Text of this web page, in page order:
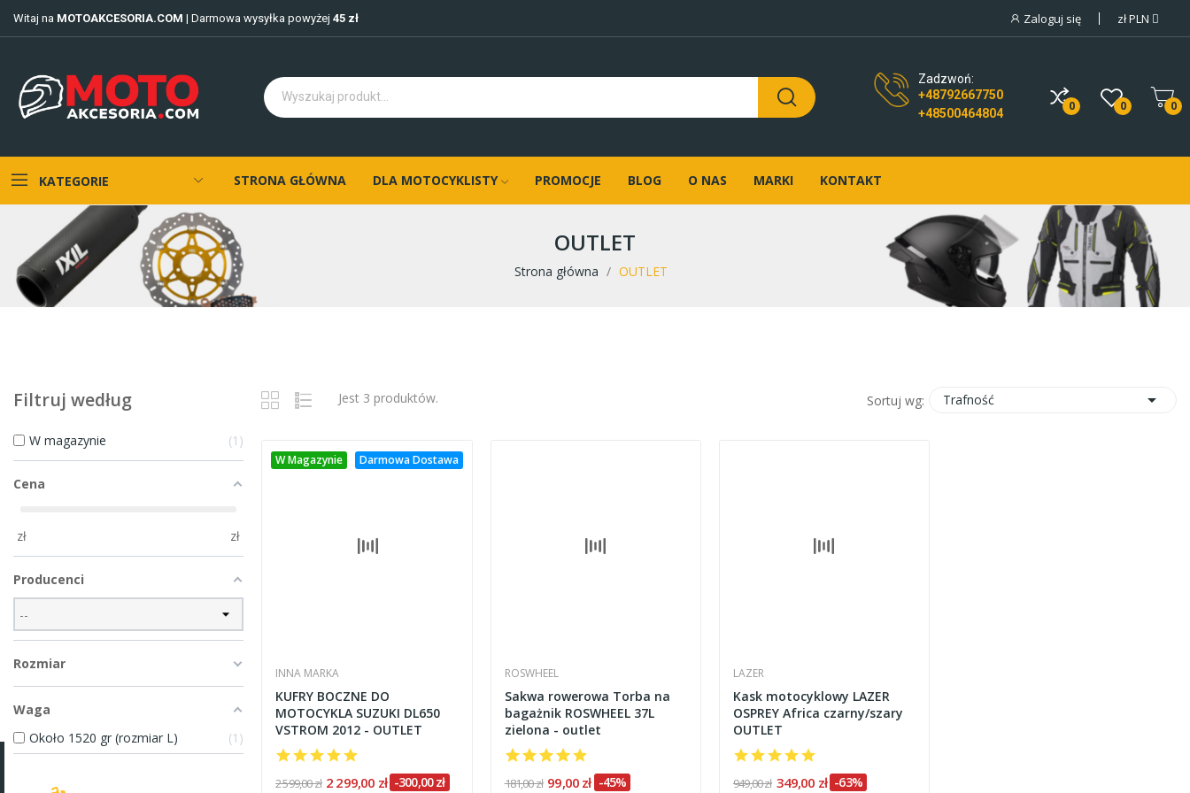
Witaj na MOTOAKCESORIA.COM | Darmowa wysyłka powyżej 45 zł Zaloguj się złPLN
Zadzwoń:
+48792667750
+48500464804
0 0 0
KATEGORIE STRONA GŁÓWNA DLA MOTOCYKLISTY PROMOCJE BLOG O NAS MARKI KONTAKT
OUTLET
Strona główna OUTLET
Filtruj według
W magazynie 1
Cena
zł zł
Producenci
Rozmiar
Waga
Około 1520 gr (rozmiar L)
1
Jest 3 produktów. Sortuj wg: Trafność 
W Magazynie Darmowa Dostawa
INNA MARKA
KUFRY BOCZNE DO
MOTOCYKLA SUZUKI DL650
VSTROM 2012 - OUTLET
2 599,00 zł 2 299,00 zł -300,00 zł
ROSWHEEL
Sakwa rowerowa Torba na
bagażnik ROSWHEEL 37L
zielona - outlet
181,00 zł 99,00 zł -45%
LAZER
Kask motocyklowy LAZER
OSPREY Africa czarny/szary
OUTLET
949,00 zł 349,00 zł -63%